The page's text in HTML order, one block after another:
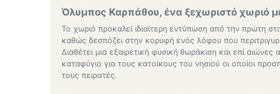
Όλυμπος Καρπάθου, ένα ξεχωριστό χωριό
Το χωριό προκαλεί ιδιαίτερη εντύπωση από την πρώτη
καθώς δεσπόζει στην κορυφή ενός λόφου που
Διαθέτει μια εξαιρετική φυσική θωράκιση και επί
καταφύγιο για τους κατοίκους του νησιού οι οποίοι
τους πειρατές.